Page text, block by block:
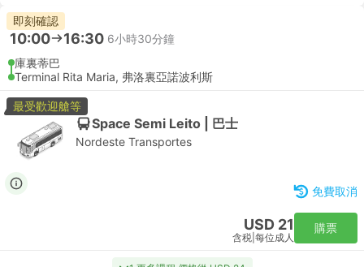
即刻確認
10:00 16:30 6小時30分鐘
庫裏蒂巴
Terminal Rita Maria, 弗洛裏亞諾波利斯
最受歡迎艙等
Space Semi Leito | 巴士
Nordeste Transportes
免費取消
USD 21
含税 每位成人
購票